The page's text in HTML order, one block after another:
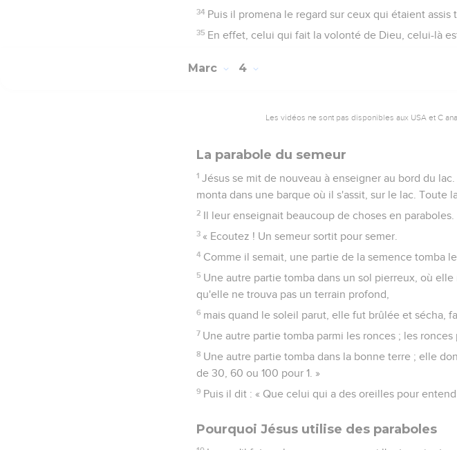
34 Puis il promena le regard sur ceux qui étaient
35 En effet, celui qui fait la volonté de Dieu, celui-là
Marc 4
Les vidéos ne sont pas disponibles aux USA et C
La parabole du semeur
1 Jésus se mit de nouveau à enseigner au bord du
monta dans une barque où il s'assit, sur le lac. Toute
2 Il leur enseignait beaucoup de choses en
3 « Ecoutez ! Un semeur sortit pour semer.
4 Comme il semait, une partie de la semence tomba
5 Une autre partie tomba dans un sol pierreux, où
qu'elle ne trouva pas un terrain profond,
6 mais quand le soleil parut, elle fut brûlée et sécha,
7 Une autre partie tomba parmi les ronces ; les
8 Une autre partie tomba dans la bonne terre ; elle
de 30, 60 ou 100 pour 1. »
9 Puis il dit : « Que celui qui a des oreilles pour
Pourquoi Jésus utilise des paraboles